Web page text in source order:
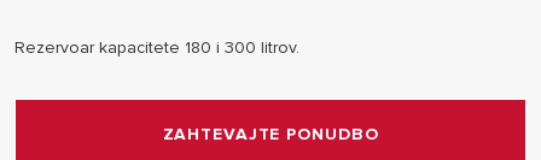
Rezervoar kapacitete 180 i 300 litrov.
ZAHTEVAJTE PONUDBO